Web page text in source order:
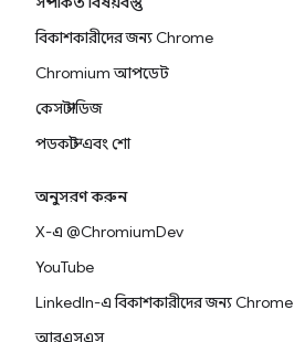
বিকাশকারীদের জন্য Chrome
Chromium আপডেট
কেস স্টাডিজ
পডকাস্ট এবং শো
অনুসরণ করুন
X-এ @ChromiumDev
YouTube
LinkedIn-এ বিকাশকারীদের জন্য Chrome
আরএসএস